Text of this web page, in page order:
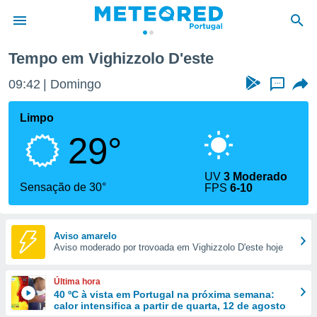
da
foi
fornecidas
a este
das
e
forma
digital
Tempo em Vighizzolo D'este
09:42 Domingo ...
Limpo
29°
Sensação de 30°
UV3 Moderado
FPS6-10
Aviso amarelo
Aviso moderado por trovoada em Vighizzolo D'este hoje
Última hora
40 ºC à vista em Portugal na próxima semana:
calor intensifica a partir de quarta, 12 de agosto